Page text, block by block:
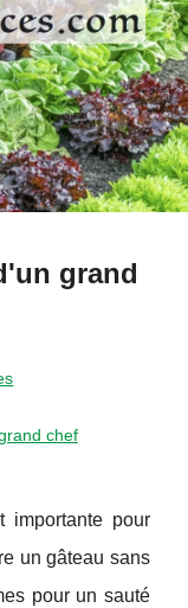
grand
chef
importante pour
un gâteau sans
pour un sauté